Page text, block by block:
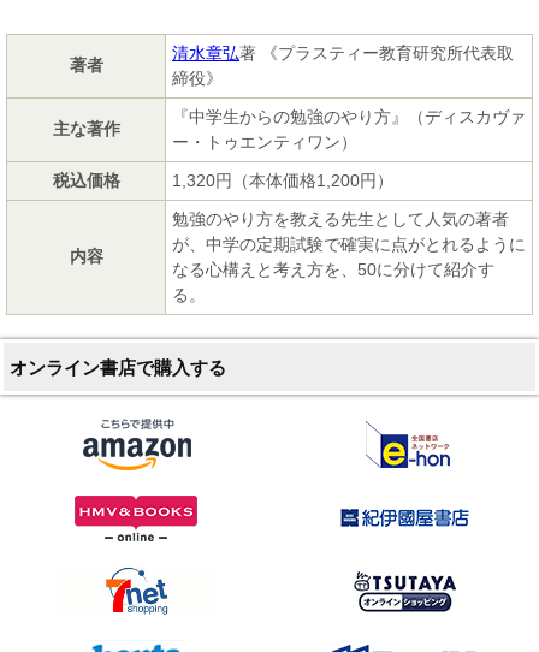
著者
清水章弘著 《プラスティー教育研究所代表取
締役》
主な著作
『中学生からの勉強のやり方』（ディスカヴァ
ー・トゥエンティワン）
税込価格
1,320円（本体価格1,200円）
内容
勉強のやり方を教える先生として人気の著者
が、中学の定期試験で確実に点がとれるように
なる心構えと考え方を、50に分けて紹介す
る。
オンライン書店で購入する